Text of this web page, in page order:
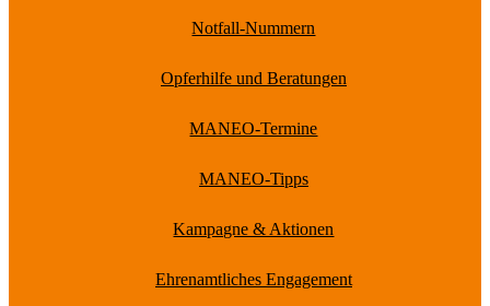
Notfall-Nummern
Opferhilfe und Beratungen
MANEO-Termine
MANEO-Tipps
Kampagne & Aktionen
Ehrenamtliches Engagement